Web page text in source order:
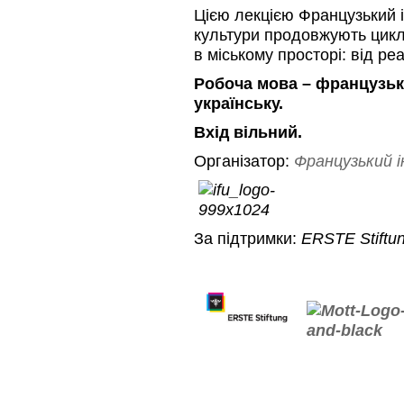
Цією лекцією Французький
культури продовжують цикл
в міському просторі: від
Робоча мова –
українську.
Вхід вільний.
Організатор: Французький
За підтримки: ERSTE